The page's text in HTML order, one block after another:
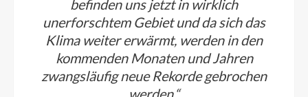
befinden uns jetzt in wirklich
unerforschtem Gebiet und da sich das
Klima weiter erwärmt, werden in den
kommenden Monaten und Jahren
zwangsläufig neue Rekorde gebrochen
werden.“